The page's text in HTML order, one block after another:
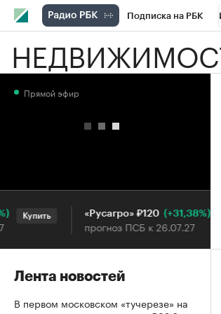
Подписка на РБК
РБК Вино Спорт
Прямой эфир
Купить «Русагро» ₽120 (+31,38%)
прогноз ПСБ к 26.07.27
Лента новостей
В первом московском «тучерезе» на